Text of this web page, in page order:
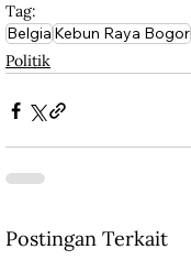
Tag:
BelgiaKebun Raya Bogor
Politik
Postingan Terkait